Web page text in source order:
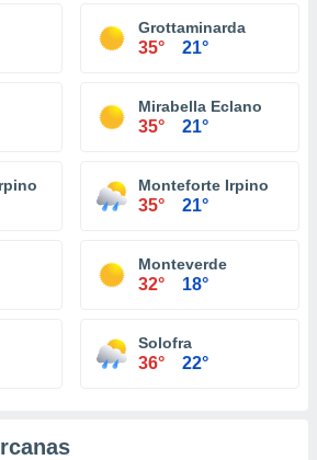
Grottaminarda
35° 21°
Mirabella Eclano
35° 21°
Monteforte Irpino
35° 21°
Monteverde
32° 18°
Solofra
36° 22°